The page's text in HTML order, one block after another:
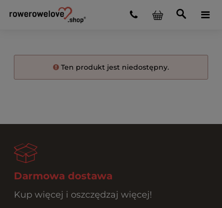
Ten produkt jest niedostępny.
Darmowa dostawa
Kup więcej i oszczędzaj więcej!